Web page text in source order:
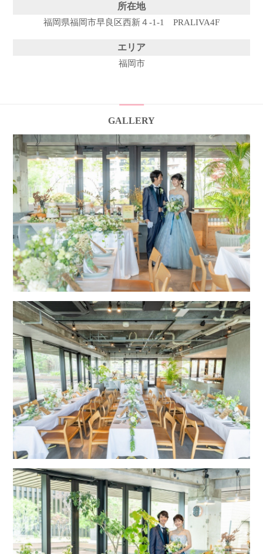
所在地
福岡県福岡市早良区西新４-1-1 PRALIVA4F
エリア
福岡市
GALLERY